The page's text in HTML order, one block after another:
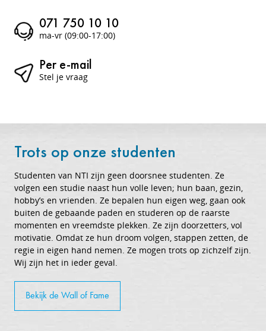
071 750 10 10
ma-vr (09:00-17:00)
Per e-mail
Stel je vraag
Trots op onze studenten
Studenten van NTI zijn geen doorsnee studenten. Ze
volgen een studie naast hun volle leven; hun baan, gezin,
hobby’s en vrienden. Ze bepalen hun eigen weg, gaan ook
buiten de gebaande paden en studeren op de raarste
momenten en vreemdste plekken. Ze zijn doorzetters, vol
motivatie. Omdat ze hun droom volgen, stappen zetten, de
regie in eigen hand nemen. Ze mogen trots op zichzelf zijn.
Wij zijn het in ieder geval.
Bekijk de Wall of Fame